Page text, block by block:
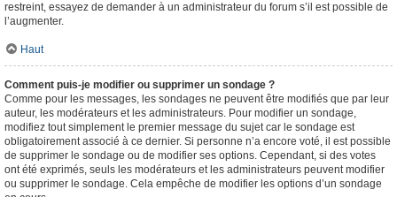
restreint, essayez de demander à un administrateur du forum s’il est possible de
l’augmenter.
Haut
Comment puis-je modifier ou supprimer un sondage ?
Comme pour les messages, les sondages ne peuvent être modifiés que par leur
auteur, les modérateurs et les administrateurs. Pour modifier un sondage,
modifiez tout simplement le premier message du sujet car le sondage est
obligatoirement associé à ce dernier. Si personne n’a encore voté, il est possible
de supprimer le sondage ou de modifier ses options. Cependant, si des votes
ont été exprimés, seuls les modérateurs et les administrateurs peuvent modifier
ou supprimer le sondage. Cela empêche de modifier les options d’un sondage